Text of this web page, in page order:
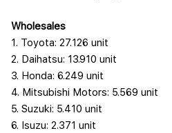
Wholesales
1. Toyota: 27.126 unit
2. Daihatsu: 13.910 unit
3. Honda: 6.249 unit
4. Mitsubishi Motors: 5.569 unit
5. Suzuki: 5.410 unit
6. Isuzu: 2.371 unit